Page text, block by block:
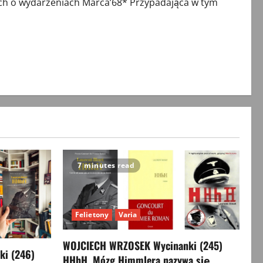
(246)
7 minutes read
Felietony Varia
WOJCIECH WRZOSEK Wycinanki (245)